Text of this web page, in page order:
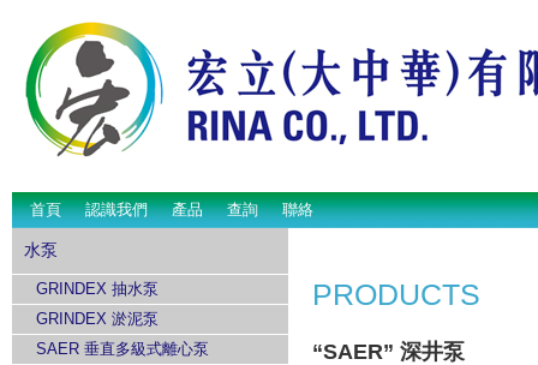
首頁 認識我們 產品 查詢 聯絡
PRODUCTS
“SAER” 深井泵
水泵
GRINDEX 抽水泵
GRINDEX 淤泥泵
SAER 垂直多級式離心泵